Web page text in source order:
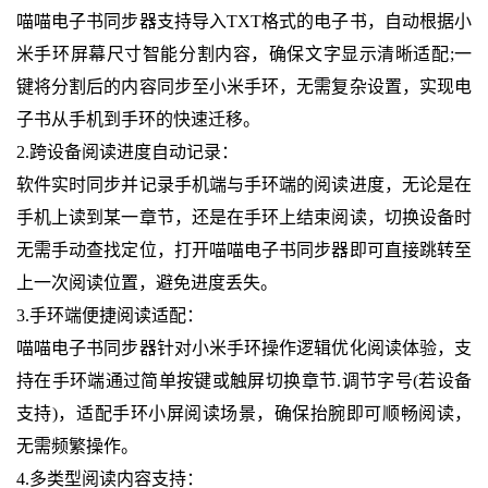
喵喵电子书同步器支持导入TXT格式的电子书，自动根据小
米手环屏幕尺寸智能分割内容，确保文字显示清晰适配;一
键将分割后的内容同步至小米手环，无需复杂设置，实现电
子书从手机到手环的快速迁移。
2.跨设备阅读进度自动记录：
软件实时同步并记录手机端与手环端的阅读进度，无论是在
手机上读到某一章节，还是在手环上结束阅读，切换设备时
无需手动查找定位，打开喵喵电子书同步器即可直接跳转至
上一次阅读位置，避免进度丢失。
3.手环端便捷阅读适配：
喵喵电子书同步器针对小米手环操作逻辑优化阅读体验，支
持在手环端通过简单按键或触屏切换章节.调节字号(若设备
支持)，适配手环小屏阅读场景，确保抬腕即可顺畅阅读，
无需频繁操作。
4.多类型阅读内容支持：